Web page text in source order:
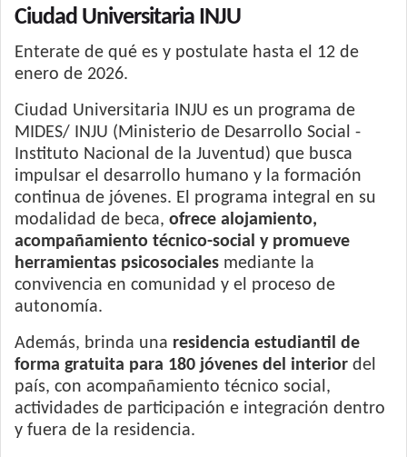
Ciudad Universitaria INJU
Enterate de qué es y postulate hasta el 12 de
enero de 2026.
Ciudad Universitaria INJU es un programa de
MIDES/ INJU (Ministerio de Desarrollo Social -
Instituto Nacional de la Juventud) que busca
impulsar el desarrollo humano y la formación
continua de jóvenes. El programa integral en su
modalidad de beca, ofrece alojamiento,
acompañamiento técnico-social y promueve
herramientas psicosociales mediante la
convivencia en comunidad y el proceso de
autonomía.
Además, brinda una residencia estudiantil de
forma gratuita para 180 jóvenes del interior del
país, con acompañamiento técnico social,
actividades de participación e integración dentro
y fuera de la residencia.